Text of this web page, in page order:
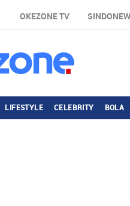
OKEZONE TV
LIFESTYLE CELEBRITY BOLA